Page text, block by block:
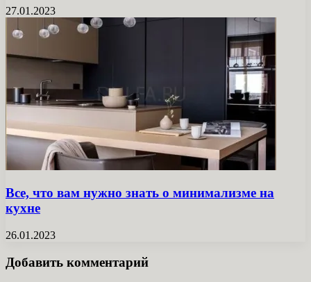
27.01.2023
Все, что вам нужно знать о минимализме на
кухне
26.01.2023
Добавить комментарий